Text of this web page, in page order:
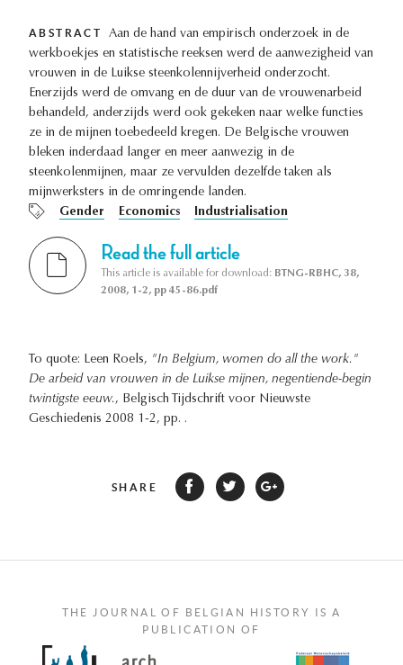
ABSTRACT
Aan de hand van empirisch onderzoek in de
werkboekjes en statistische reeksen werd de aanwezigheid van
vrouwen in de Luikse steenkolennijverheid onderzocht.
Enerzijds werd de omvang en de duur van de vrouwenarbeid
behandeld, anderzijds werd ook gekeken naar welke functies
ze in de mijnen toebedeeld kregen. De Belgische vrouwen
bleken inderdaad langer en meer aanwezig in de
steenkolenmijnen, maar ze vervulden dezelfde taken als
mijnwerksters in de omringende landen.
Gender
Economics Industrialisation
Read the full article
This article is available for download: BTNG-RBHC, 38,
2008, 1-2, pp 45-86.pdf
To quote: Leen Roels, "In Belgium, women do all the work."
De arbeid van vrouwen in de Luikse mijnen, negentiende-begin
twintigste eeuw., Belgisch Tijdschrift voor Nieuwste
Geschiedenis 2008 1-2, pp. .
SHARE
THE JOURNAL OF BELGIAN HISTORY IS A
PUBLICATION OF